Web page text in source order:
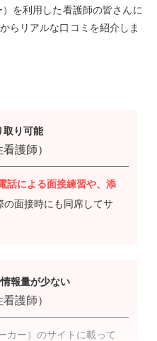
を利用した看護師の皆さんに
らリアルな口コミを紹介しま
取り可能
護師）
話による面接練習や、添
の面接時にも同席してサ
報量が少ない
護師）
カー）のサイトに載って